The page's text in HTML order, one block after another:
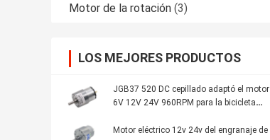
Motor de la rotación (3)
LOS MEJORES PRODUCTOS
JGB37 520 DC cepillado adaptó el motor
6V 12V 24V 960RPM para la bicicleta
Motor eléctrico 12v 24v del engranaje de